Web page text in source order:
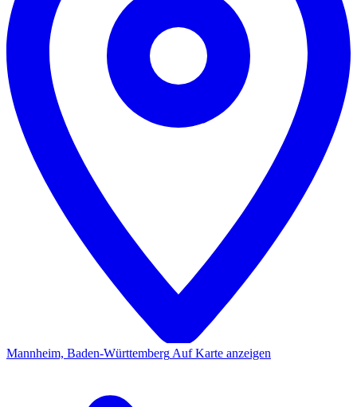
Mannheim, Baden-Württemberg Auf Karte anzeigen